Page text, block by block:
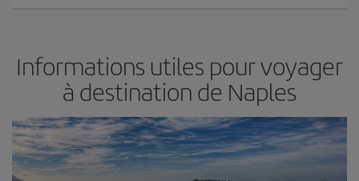
Informations utiles pour voyager
à destination de Naples